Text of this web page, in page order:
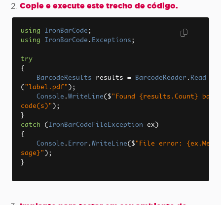
Copie e execute este trecho de código.
using IronBarCode ;
using
IronBarCode . Exceptions ;
try
{
BarcodeResults results = BarcodeReader . Read
( "label.pdf" );
Console . WriteLine( $ "Found {results.Count} bar
code(s)" );
}
catch
( IronBarCodeFileException ex )
{
Console . Error . WriteLine( $ "File error: {ex.Mes
sage}" );
}